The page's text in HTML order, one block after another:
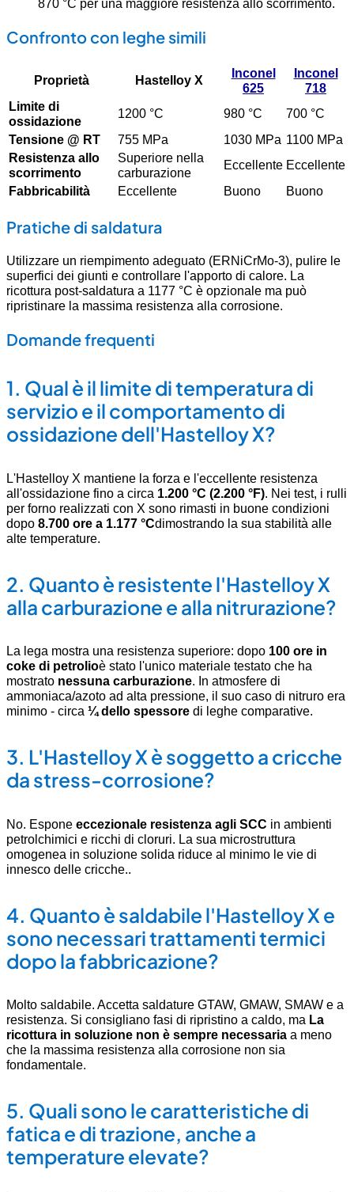
870 °C per una maggiore resistenza allo scorrimento.
Confronto con leghe simili
Proprietà Hastelloy X
Inconel
625
Inconel
718
Limite di
ossidazione
1200 °C 980 °C
700 °C
Tensione @ RT
755 MPa 1030 MPa 1100 MPa
Resistenza allo
scorrimento
Superiore nella
carburazione
Eccellente Eccellente
Fabbricabilità
Eccellente Buono Buono
Pratiche di saldatura
Utilizzare un riempimento adeguato (ERNiCrMo-3), pulire le
superfici dei giunti e controllare l'apporto di calore. La
ricottura post-saldatura a 1177 °C è opzionale ma può
ripristinare la massima resistenza alla corrosione.
Domande frequenti
1. Qual è il limite di temperatura di
servizio e il comportamento di
ossidazione dell'Hastelloy X?
L'Hastelloy X mantiene la forza e l'eccellente resistenza
all'ossidazione fino a circa 1.200 °C (2.200 °F). Nei test, i rulli
per forno realizzati con X sono rimasti in buone condizioni
dopo 8.700 ore a 1.177 °Cdimostrando la sua stabilità alle
alte temperature.
2. Quanto è resistente l'Hastelloy X
alla carburazione e alla nitrurazione?
La lega mostra una resistenza superiore: dopo 100 ore in
coke di petrolioè stato l'unico materiale testato che ha
mostrato nessuna carburazione. In atmosfere di
ammoniaca/azoto ad alta pressione, il suo caso di nitruro era
minimo - circa ¼ dello spessore di leghe comparative.
3. L'Hastelloy X è soggetto a cricche
da stress-corrosione?
No. Espone eccezionale resistenza agli SCC in ambienti
petrolchimici e ricchi di cloruri. La sua microstruttura
omogenea in soluzione solida riduce al minimo le vie di
innesco delle cricche..
4. Quanto è saldabile l'Hastelloy X e
sono necessari trattamenti termici
dopo la fabbricazione?
Molto saldabile. Accetta saldature GTAW, GMAW, SMAW e a
resistenza. Si consigliano fasi di ripristino a caldo, ma La
ricottura in soluzione non è sempre necessaria a meno
che la massima resistenza alla corrosione non sia
fondamentale.
5. Quali sono le caratteristiche di
fatica e di trazione, anche a
temperature elevate?